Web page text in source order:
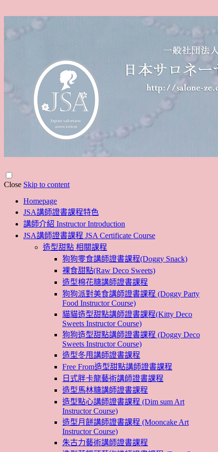
Close Skip to content
Homepage
JSA講師證書課程特色
講師介紹 Instructor Introduction
JSA講師證書課程 JSA Certificate Course
造型甜點 相關課程
狗狗零食講師證書課程(Doggy Snack)
裸食甜點(Raw Deco Sweets)
造型棉花糖講師證書課程
狗狗派對美食講師證書課程 (Doggy Party
Food Instructor Course)
貓貓造型甜點講師證書課程(Kitty Deco
Sweets Instructor Course)
狗狗造型甜點講師證書課程 (Doggy Deco
Sweets Instructor Course)
造型冬甩講師證書課程
Free From造型甜點講師證書課程
日式胖卡龍藝術講師證書課程
造型馬林糖講師證書課程
造型點心講師證書課程 (Dim sum Art
Instructor Course)
造型月餅講師證書課程 (Mooncake Art
Instructor Course)
朱古力藝術講師證書課程